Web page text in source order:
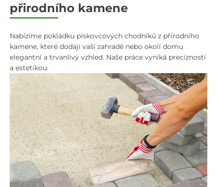
přirodního kamene
Nabízíme pokládku pískovcových chodníků z přírodního
kamene, které dodají vaší zahradě nebo okolí domu
elegantní a trvanlivý vzhled. Naše práce vyniká precizností
a estetikou.